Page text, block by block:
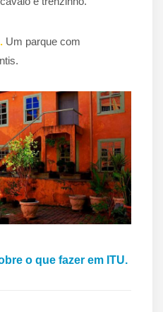
Um parque com
o que fazer em ITU.